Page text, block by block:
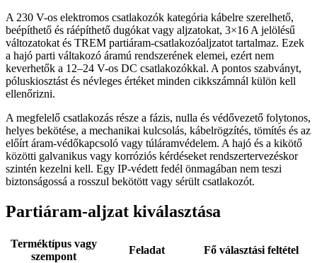
A 230 V-os elektromos csatlakozók kategória kábelre szerelhető,
beépíthető és ráépíthető dugókat vagy aljzatokat, 3×16 A jelölésű
változatokat és TREM partiáram-csatlakozóaljzatot tartalmaz. Ezek
a hajó parti váltakozó áramú rendszerének elemei, ezért nem
keverhetők a 12–24 V-os DC csatlakozókkal. A pontos szabványt,
póluskiosztást és névleges értéket minden cikkszámnál külön kell
ellenőrizni.
A megfelelő csatlakozás része a fázis, nulla és védővezető folytonos,
helyes bekötése, a mechanikai kulcsolás, kábelrögzítés, tömítés és az
előírt áram-védőkapcsoló vagy túláramvédelem. A hajó és a kikötő
közötti galvanikus vagy korróziós kérdéseket rendszertervezéskor
szintén kezelni kell. Egy IP-védett fedél önmagában nem teszi
biztonságossá a rosszul bekötött vagy sérült csatlakozót.
Partiáram-aljzat kiválasztása
Terméktípus vagy
szempont
Feladat
Fő választási feltétel